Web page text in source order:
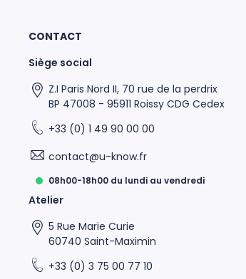
CONTACT
Siège social
Z.I Paris Nord II, 70 rue de la perdrix
BP 47008 - 95911 Roissy CDG Cedex
+33 (0) 1 49 90 00 00
contact@u-know.fr
08h00-18h00 du lundi au vendredi
Atelier
5 Rue Marie Curie
60740 Saint-Maximin
+33 (0) 3 75 00 77 10